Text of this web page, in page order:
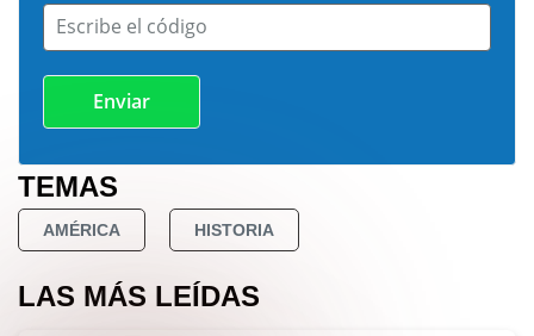
Escribe el código
TEMAS
AMÉRICA HISTORIA
LAS MÁS LEÍDAS